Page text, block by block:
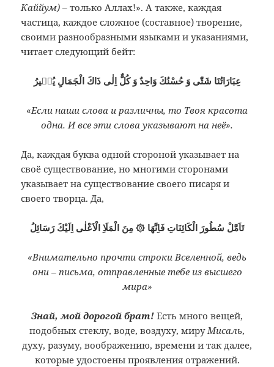
Каййум) – только Аллах!». А также, каждая
частица, каждое сложное (составное) творение,
своими разнообразными языками и указаниями,
читает следующий бейт:
عِبَارَاتُنَا شَتّٰى وَ حُسْنُكَ وَاحِدٌ وَ كُلٌّ اِلٰى ذَاكَ الْجَمَالِ يُشٖيرُ
«Если наши слова и различны, то Твоя красота
одна. И все эти слова указывают на неё».
Да, каждая буква одной стороной указывает на
своё существование, но многими сторонами
указывает на существование своего писаря и
своего творца. Да,
تَاَمَّلْ سُطُورَ الْكَائِنَاتِ فَاِنَّهَا ۞ مِنَ الْمَلَاِ الْاَعْلٰى اِلَيْكَ رَسَائِلُ
«Внимательно прочти строки Вселенной, ведь
они – письма, отправленные тебе из высшего
мира»
Знай, мой дорогой брат! Есть много вещей,
подобных стеклу, воде, воздуху, мируМисаль,
духу, разуму, воображению, времени и так далее,
которые удостоены проявления отражений.